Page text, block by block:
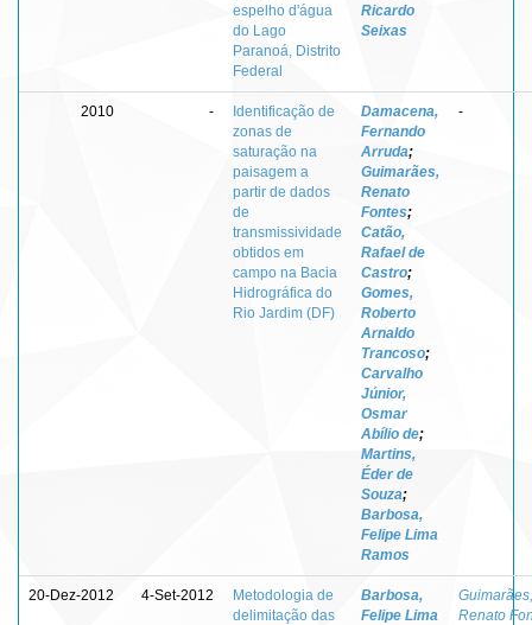
espelho d'água
do Lago
Paranoá, Distrito
Federal
Ricardo
Seixas
2010 -
Identificação de
zonas de
saturação na
paisagem a
partir de dados
de
transmissividade
obtidos em
campo na Bacia
Hidrográfica do
Rio Jardim (DF)
Damacena,
Fernando
Arruda;
Guimarães,
Renato
Fontes;
Catão,
Rafael de
Castro;
Gomes,
Roberto
Arnaldo
Trancoso;
Carvalho
Júnior,
Osmar
Abílio de;
Martins,
Éder de
Souza;
Barbosa,
Felipe Lima
Ramos
-
20-Dez-2012 4-Set-2012
Metodologia de
delimitação das
Barbosa,
Felipe Lima
Guimarães,
Renato